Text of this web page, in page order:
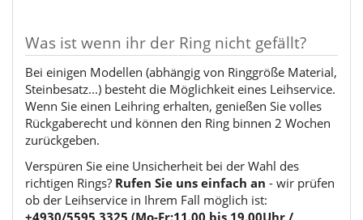
Was ist wenn ihr der Ring nicht gefällt?
Bei einigen Modellen (abhängig von Ringgröße Material,
Steinbesatz...) besteht die Möglichkeit eines Leihservice.
Wenn Sie einen Leihring erhalten, genießen Sie volles
Rückgaberecht und können den Ring binnen 2 Wochen
zurückgeben.
Verspüren Sie eine Unsicherheit bei der Wahl des
richtigen Rings? Rufen Sie uns einfach an - wir prüfen
ob der Leihservice in Ihrem Fall möglich ist:
+4930/5595 3325 (Mo-Fr:11.00 bis 19.00Uhr /